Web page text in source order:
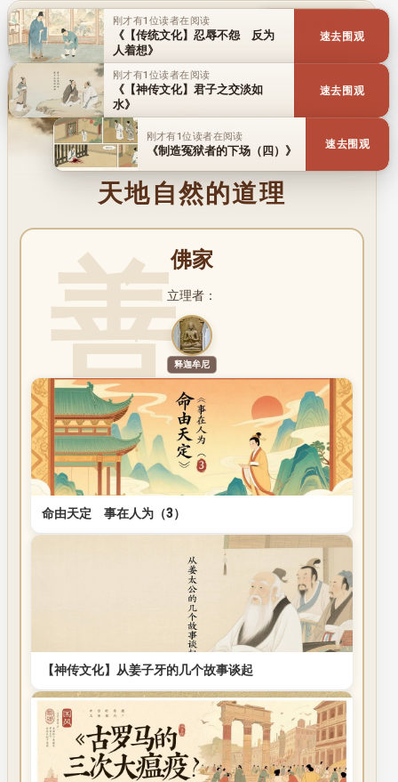
传统文化 历史人物 百家名理
未来已来 渡者已在身边 用心发现
天地自然的道理
佛家
立理者：
释迦牟尼
命由天定 事在人为（3）
【神传文化】从姜子牙的几个故事谈起
刚才有1位读者在阅读
《【传统文化】忍辱不怨 反为
人着想》
速去围观
刚才有1位读者在阅读
《【神传文化】君子之交淡如
水》
速去围观
刚才有1位读者在阅读
《制造冤狱者的下场（四）》 速去围观